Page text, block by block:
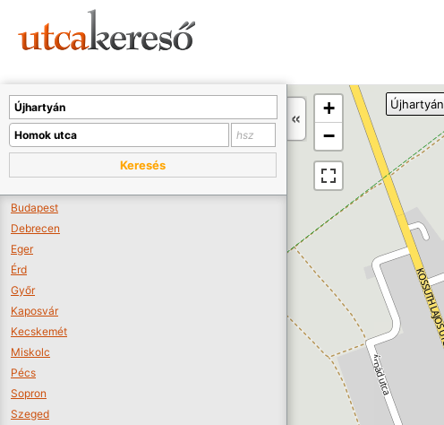
+
−
Újhartyán
Keresés
Budapest
Debrecen
Eger
Érd
Győr
Kaposvár
Kecskemét
Miskolc
Pécs
Sopron
Szeged
A térképet kicsinyíteni kell, hogy látszódjanak a boltok.
Boltok látszódjanak >>